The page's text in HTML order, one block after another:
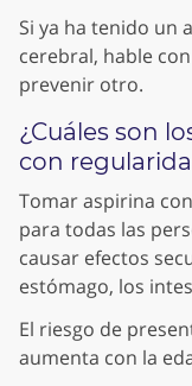
Si ya ha tenido un
cerebral, hable
prevenir otro.
¿Cuáles son
con
Tomar aspirina
para todas las
causar efectos
estómago, los
El riesgo de
aumenta con la